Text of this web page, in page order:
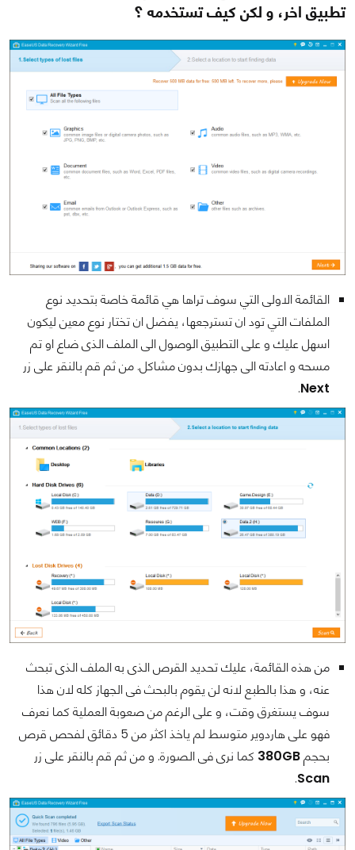
تطبيق اخر، و لكن كيف تستخدمه ؟
القائمة الاولى التي سوف تراها هي قائمة خاصة بتحديد نوع
الملفات التي تود ان تسترجعها، يفضل ان تختار نوع معين ليكون
اسهل عليك و على التطبيق الوصول الى الملف الذى ضاع او تم
مسحه و اعادته الى جهازك بدون مشاكل. من ثم قم بالنقر على زر
Next
.
من هذه القائمة، عليك تحديد القرص الذى به الملف الذى تبحث
عنه، و هذا بالطبع لانه لن يقوم بالبحث فى الجهاز كله لان هذا
سوف يستغرق وقت، و على الرغم من صعوبة العملية كما نعرف
فهو على هاردوير متوسط لم ياخذ اكثر من 5 دقائق لفحص قرص
بحجم380GB كما نرى فى الصورة. و من ثم قم بالنقر على زر
Scan
.